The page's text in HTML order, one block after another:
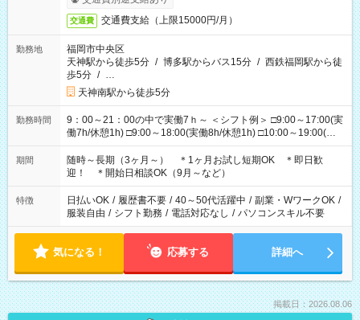
交通費 交通費支給（上限15000円/月）
勤務地
福岡市中央区
天神駅から徒歩5分 / 博多駅からバス15分 / 西鉄福岡駅から徒
歩5分 / …
天神南駅から徒歩5分
勤務時間
9：00～21：00の中で実働7ｈ～ ＜シフト例＞ □9:00～17:00(実
働7h/休憩1h) □9:00～18:00(実働8h/休憩1h) □10:00～19:00(実
働8h/休憩1h) □11:00～20:00(実働8h/休憩1h) □12:00～20:00(実
働7h/休憩1h) □12:00～21:00(実働7h/休憩1h) ＊固定OK ＊選べ
る時間帯！
期間
随時～長期（3ヶ月～） ＊1ヶ月お試し短期OK ＊即日歓
迎！ ＊開始日相談OK（9月～など）
特徴 日払いOK / 履歴書不要 / 40～50代活躍中 / 副業・WワークOK /
服装自由 / シフト勤務 / 電話対応なし / パソコンスキル不要
気になる！ 応募する 詳細へ
掲載日：2026.08.06